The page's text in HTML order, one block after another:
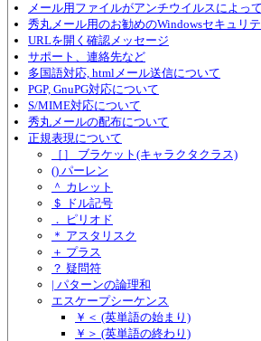
メール用ファイルがアンチウイルスによっ
秀丸メール用のお勧めのWindowsセキュリ
URLを開く確認メッセージ
サポート、連絡先など
多国語対応, htmlメール送信について
PGP, GnuPG対応について
S/MIME対応について
秀丸メールの配布について
正規表現について
［］ ブラケット(キャラクタクラス)
() パーレン
＾ カレット
＄ ドル記号
． ピリオド
＊ アスタリスク
＋ プラス
？ 疑問符
| パターンの論理和
エスケープシーケンス
￥＜ (英単語の始まり)
￥＞ (英単語の終わり)